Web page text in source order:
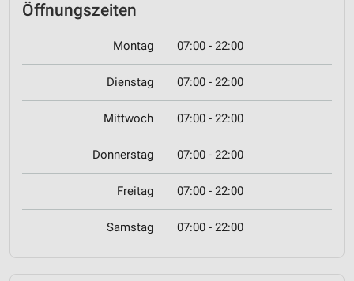
Öffnungszeiten
Montag 07:00 - 22:00
Dienstag 07:00 - 22:00
Mittwoch 07:00 - 22:00
Donnerstag 07:00 - 22:00
Freitag 07:00 - 22:00
Samstag 07:00 - 22:00